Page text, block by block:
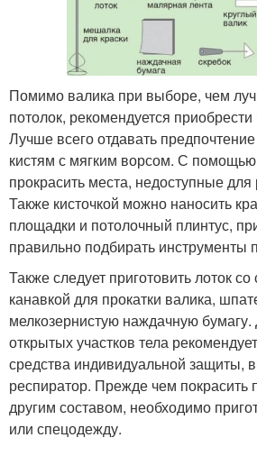
Помимо валика при выборе, чем
потолок, рекомендуется приобрести
Лучше всего отдавать
кистям с мягким ворсом. С
прокрасить места, недоступные
Также кисточкой можно наносить
площадки и потолочный плинтус,
правильно подбирать инструменты
Также следует приготовить лоток
канавкой для прокатки валика,
мелкозернистую наждачную
открытых участков тела
средства индивидуальной защиты,
респиратор. Прежде чем покрасить
другим составом, необходимо
или спецодежду.